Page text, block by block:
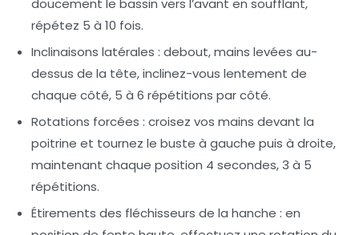
répétez 5 à 10 fois.
Inclinaisons latérales : debout, mains levées au-
dessus de la tête, inclinez-vous lentement de
chaque côté, 5 à 6 répétitions par côté.
Rotations forcées : croisez vos mains devant la
poitrine et tournez le buste à gauche puis à droite,
maintenant chaque position 4 secondes, 3 à 5
répétitions.
Étirements des fléchisseurs de la hanche : en